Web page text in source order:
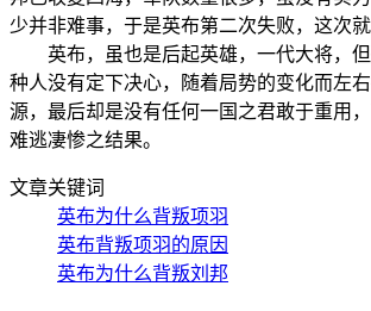
少并非难事，于是英布第二次失败，这次就
英布，虽也是后起英雄，一代大将，但
种人没有定下决心，随着局势的变化而左
源，最后却是没有任何一国之君敢于重用
难逃凄惨之结果。
文章关键词
英布为什么背叛项羽
英布背叛项羽的原因
英布为什么背叛刘邦